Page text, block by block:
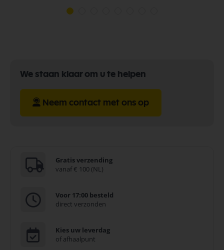
We staan klaar om u te helpen
Neem contact met ons op
Gratis verzending
vanaf € 100 (NL)
Voor 17:00 besteld
direct verzonden
Kies uw leverdag
of afhaalpunt